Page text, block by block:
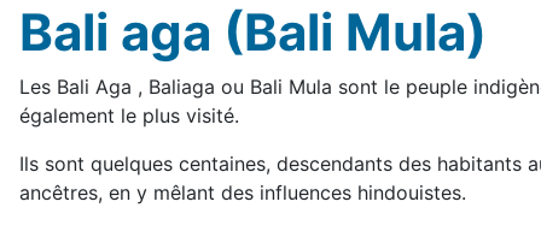
Bali aga (Bali Mula)
Les Bali Aga , Baliaga ou Bali Mula sont le peuple
également le plus visité.
Ils sont quelques centaines, descendants des
ancêtres, en y mêlant des influences hindouistes.